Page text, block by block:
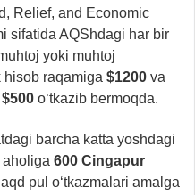
Relief, and Economic
sifatida AQShdagi har bir
yoki muhtoj
hisob raqamiga $1200 va
$500 o‘tkazib bermoqda.
barcha katta yoshdagi
600 Cingapur
pul o‘tkazmalari amalga